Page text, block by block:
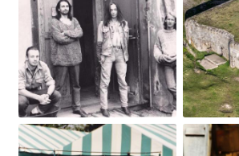
Obrázek Obrázek